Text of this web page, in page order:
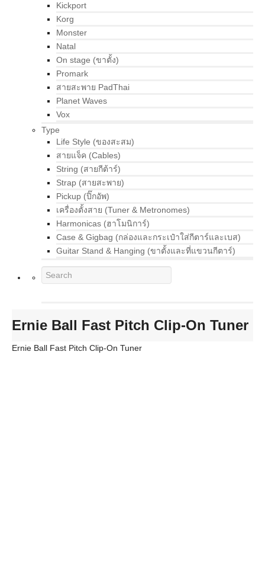
Kickport
Korg
Monster
Natal
On stage (ขาตั้ง)
Promark
สายสะพาย PadThai
Planet Waves
Vox
Type
Life Style (ของสะสม)
สายแจ็ค (Cables)
String (สายกีต้าร์)
Strap (สายสะพาย)
Pickup (ปิ๊กอัพ)
เครื่องตั้งสาย (Tuner & Metronomes)
Harmonicas (ฮาโมนิการ์)
Case & Gigbag (กล่องและกระเป๋าใส่กีตาร์และเบส)
Guitar Stand & Hanging (ขาตั้งและที่แขวนกีตาร์)
Ernie Ball Fast Pitch Clip-On Tuner
Ernie Ball Fast Pitch Clip-On Tuner